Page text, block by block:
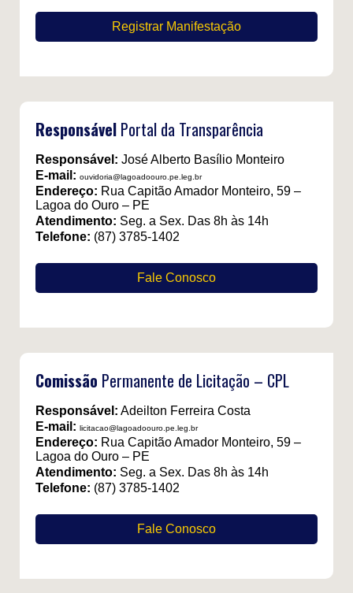
Registrar Manifestação
Responsável Portal da Transparência
Responsável: José Alberto Basílio Monteiro
E-mail: ouvidoria@lagoadoouro.pe.leg.br
Endereço: Rua Capitão Amador Monteiro, 59 –
Lagoa do Ouro – PE
Atendimento: Seg. a Sex. Das 8h às 14h
Telefone: (87) 3785-1402
Fale Conosco
Comissão Permanente de Licitação – CPL
Responsável: Adeilton Ferreira Costa
E-mail: licitacao@lagoadoouro.pe.leg.br
Endereço: Rua Capitão Amador Monteiro, 59 –
Lagoa do Ouro – PE
Atendimento: Seg. a Sex. Das 8h às 14h
Telefone: (87) 3785-1402
Fale Conosco